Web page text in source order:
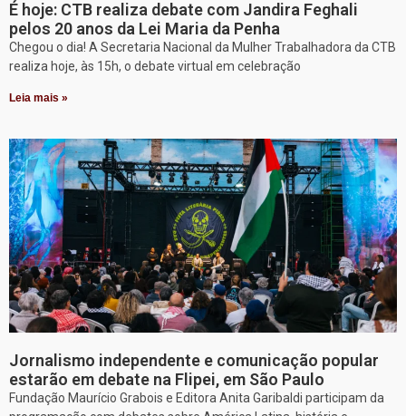
É hoje: CTB realiza debate com Jandira Feghali
pelos 20 anos da Lei Maria da Penha
Chegou o dia! A Secretaria Nacional da Mulher Trabalhadora da CTB
realiza hoje, às 15h, o debate virtual em celebração
Leia mais »
Jornalismo independente e comunicação popular
estarão em debate na Flipei, em São Paulo
Fundação Maurício Grabois e Editora Anita Garibaldi participam da